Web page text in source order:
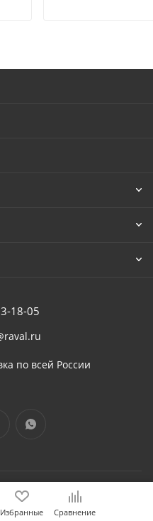
18-05
по всей России
Избранные Сравнение